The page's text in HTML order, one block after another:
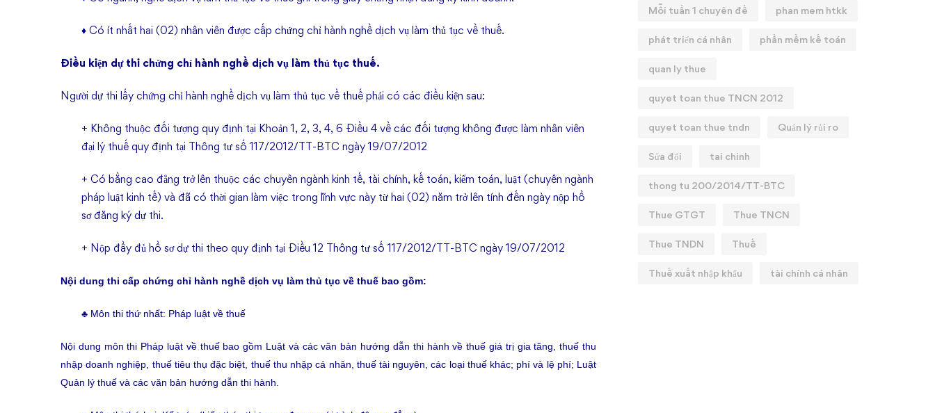
♦ Có ít nhất hai (02) nhân viên được cấp chứng chỉ hành nghề dịch vụ làm thủ tục về thuế.
Điều kiện dự thi chứng chỉ hành nghề dịch vụ làm thủ tục thuế.
Người dự thi lấy chứng chỉ hành nghề dịch vụ làm thủ tục về thuế phải có các điều kiện sau:
+ Không thuộc đối tượng quy định tại Khoản 1, 2, 3, 4, 6 Điều 4 về các đối tượng không được làm nhân viên
đại lý thuế quy định tại Thông tư số 117/2012/TT-BTC ngày 19/07/2012
+ Có bằng cao đẳng trở lên thuộc các chuyên ngành kinh tế, tài chính, kế toán, kiểm toán, luật (chuyên ngành
pháp luật kinh tế) và đã có thời gian làm việc trong lĩnh vực này từ hai (02) năm trở lên tính đến ngày nộp hồ
sơ đăng ký dự thi.
+ Nộp đầy đủ hồ sơ dự thi theo quy định tại Điều 12 Thông tư số 117/2012/TT-BTC ngày 19/07/2012
Nội dung thi cấp chứng chỉ hành nghề dịch vụ làm thủ tục về thuế bao gồm:
♣ Môn thi thứ nhất: Pháp luật về thuế
Nội dung môn thi Pháp luật về thuế bao gồm Luật và các văn bản hướng dẫn thi hành về thuế giá trị gia tăng, thuế thu
nhập doanh nghiệp, thuế tiêu thụ đặc biệt, thuế thu nhập cá nhân, thuế tài nguyên, các loại thuế khác; phí và lệ phí; Luật
Quản lý thuế và các văn bản hướng dẫn thi hành.
Mỗi tuần 1 chuyên đề phan mem htkk
phát triển cá nhân phần mềm kế toán
quan ly thue
quyet toan thue TNCN 2012
quyet toan thue tndn Quản lý rủi ro
Sửa đổi tai chinh
thong tu 200/2014/TT-BTC
Thue GTGT Thue TNCN
Thue TNDN Thuế
Thuế xuất nhập khẩu tài chính cá nhân